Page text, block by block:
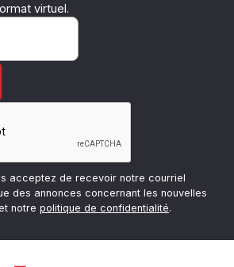
virtuel.
acceptez de recevoir notre courriel
des annonces concernant les nouvelles
notre politique de confidentialité.